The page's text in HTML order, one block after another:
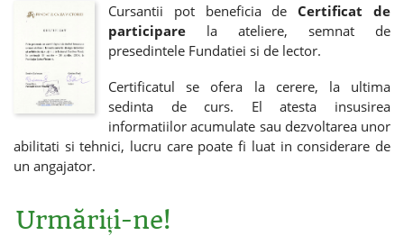
Cursantii pot beneficia de Certificat de
participare la ateliere, semnat de
presedintele Fundatiei si de lector.
Certificatul se ofera la cerere, la ultima
sedinta de curs. El atesta insusirea
informatiilor acumulate sau dezvoltarea unor
abilitati si tehnici, lucru care poate fi luat in considerare de
un angajator.
Urmăriți-ne!